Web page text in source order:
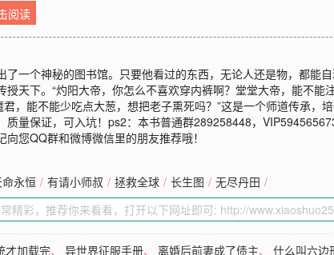
阅读
一个神秘的图书馆。只要他看过的东西，无论人还是物，都能
天下。“灼阳大帝，你怎么不喜欢穿内裤啊？堂堂大帝，能不能
，能不能少吃点大葱，想把老子熏死吗？”这是一个师道传承
质量保证，可入坑！ps2：本书普通群289258448，
您QQ群和微博微信里的朋友推荐哦！
永恒 / 有请小师叔 / 拯救全球 / 长生图 / 无尽丹田 /
才加载完、异世界征服手册、 离婚后前妻成了债主、什么叫六边